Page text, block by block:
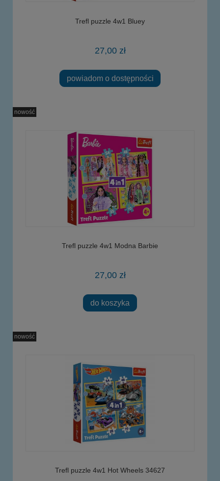
Trefl puzzle 4w1 Bluey
27,00 zł
powiadom o dostępności
Trefl puzzle 4w1 Modna Barbie
27,00 zł
do koszyka
nowość
Trefl puzzle 4w1 Hot Wheels 34627
nowość